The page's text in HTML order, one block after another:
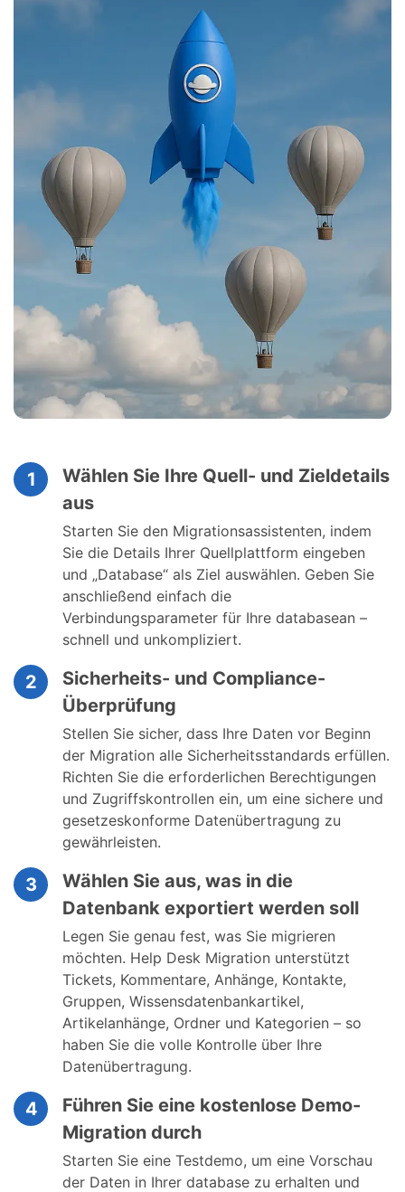
1
Wählen Sie Ihre Quell- und Zieldetails
aus
Starten Sie den Migrationsassistenten, indem
Sie die Details Ihrer Quellplattform eingeben
und „Database“ als Ziel auswählen. Geben Sie
anschließend einfach die
Verbindungsparameter für Ihre databasean –
schnell und unkompliziert.
2
Sicherheits- und Compliance-
Überprüfung
Stellen Sie sicher, dass Ihre Daten vor Beginn
der Migration alle Sicherheitsstandards erfüllen.
Richten Sie die erforderlichen Berechtigungen
und Zugriffskontrollen ein, um eine sichere und
gesetzeskonforme Datenübertragung zu
gewährleisten.
3
Wählen Sie aus, was in die
Datenbank exportiert werden soll
Legen Sie genau fest, was Sie migrieren
möchten. Help Desk Migration unterstützt
Tickets, Kommentare, Anhänge, Kontakte,
Gruppen, Wissensdatenbankartikel,
Artikelanhänge, Ordner und Kategorien – so
haben Sie die volle Kontrolle über Ihre
Datenübertragung.
4
Führen Sie eine kostenlose Demo-
Migration durch
Starten Sie eine Testdemo, um eine Vorschau
der Daten in Ihrer database zu erhalten und